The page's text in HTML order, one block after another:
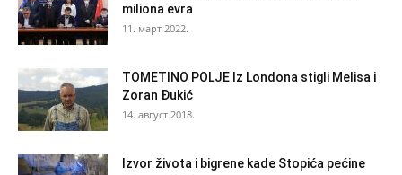
miliona evra
11. март 2022.
TOMETINO POLJE Iz Londona stigli Melisa i
Zoran Đukić
14. август 2018.
Izvor života i bigrene kade Stopića pećine